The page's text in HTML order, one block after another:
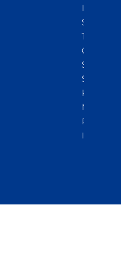
Idose La
Scala
Tam
Sıcak Ve
Soğuk
Kahve
Makinesi
Property
Info